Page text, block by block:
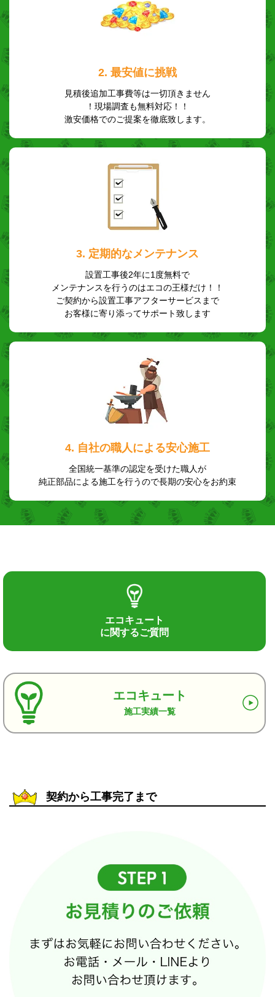
2. 最安値に挑戦
見積後追加工事費等は一切頂きません
！現場調査も無料対応！！
激安価格でのご提案を徹底致します。
3. 定期的なメンテナンス
設置工事後2年に1度無料で
メンテナンスを行うのはエコの王様だけ！！
ご契約から設置工事アフターサービスまで
お客様に寄り添ってサポート致します
4. 自社の職人による安心施工
全国統一基準の認定を受けた職人が
純正部品による施工を行うので長期の安心をお約束
エコキュート
に関するご質問
エコキュート
施工実績一覧
契約から工事完了まで